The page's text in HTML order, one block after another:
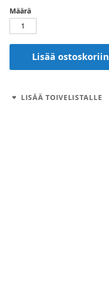
Määrä
Lisää ostoskoriin
LISÄÄ TOIVELISTALLE